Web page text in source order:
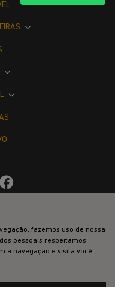
maior é a vida.
fazemos uso de nossa
pessoais respeitamos
a navegação e visita você